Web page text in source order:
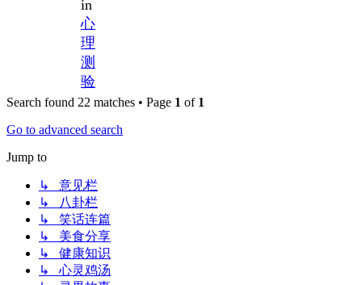
in
心
理
测
验
Search found 22 matches • Page 1 of 1
Go to advanced search
Jump to
↳ 意见栏
↳ 八卦栏
↳ 笑话连篇
↳ 美食分享
↳ 健康知识
↳ 心灵鸡汤